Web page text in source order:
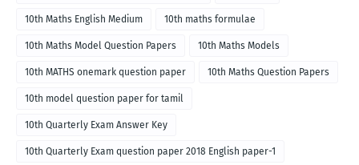
10th Maths English Medium 10th maths formulae
10th Maths Model Question Papers 10th Maths Models
10th MATHS onemark question paper 10th Maths Question Papers
10th model question paper for tamil
10th Quarterly Exam Answer Key
10th Quarterly Exam question paper 2018 English paper-1